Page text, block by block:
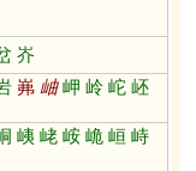
岕
岪 岫 岬 岭 岮 岯
峓 峔 峖 峗 峘 峙